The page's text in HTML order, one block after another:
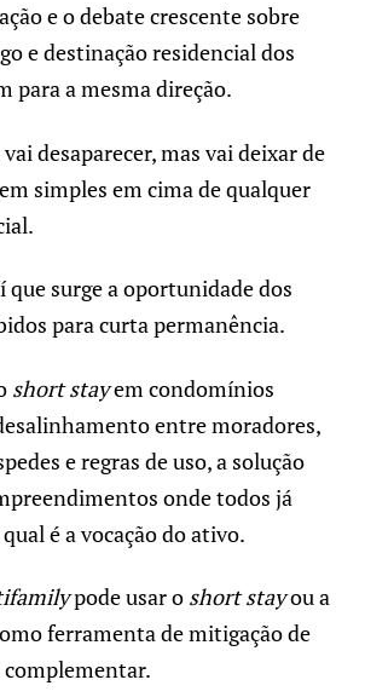
e o debate crescente sobre
e destinação residencial dos
para a mesma direção.
desaparecer, mas vai deixar de
simples em cima de qualquer
que surge a oportunidade dos
para curta permanência.
short stayem condomínios
entre moradores,
e regras de uso, a solução
onde todos já
é a vocação do ativo.
pode usar o short stayou a
ferramenta de mitigação de
complementar.